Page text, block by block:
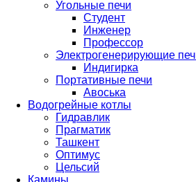
Угольные печи
Студент
Инженер
Профессор
Электрогенерирующие
Индигирка
Портативные печи
Авоська
Водогрейные котлы
Гидравлик
Прагматик
Ташкент
Оптимус
Цельсий
Камины